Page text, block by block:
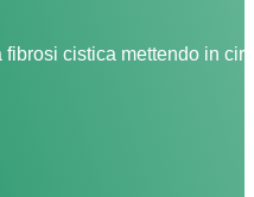
cistica mettendo in